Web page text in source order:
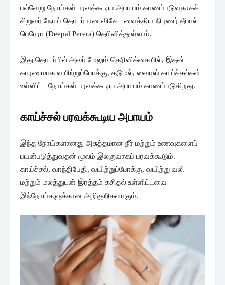
பல்வேறு நோய்கள் பரவக்கூடிய அபாயம் காணப்படுவதாகச்
சிறுவர் நோய் தொடர்பான விசேட வைத்திய நிபுணர் தீபால்
பெரேரா (Deepal Perera) தெரிவித்துள்ளார்.
இது தொடர்பில் அவர் மேலும் தெரிவிக்கையில், இதன்
காரணமாக வயிற்றுப்போக்கு, தடுமல், வைரஸ் காய்ச்சல்கள்
உள்ளிட்ட நோய்கள் பரவக்கூடிய அபாயம் காணப்படுகிறது.
காய்ச்சல் பரவக்கூடிய அபாயம்
இந்த நோய்களானது அசுத்தமான நீர் மற்றும் உணவுகளைப்
பயன்படுத்துவதன் மூலம் இலகுவாகப் பரவக்கூடும்.
காய்ச்சல், வாந்திபேதி, வயிற்றுப்போக்கு, வயிற்று வலி
மற்றும் மலத்துடன் இரத்தம் கசிதல் உள்ளிட்டவை
இந்நோய்களுக்கான அறிகுறிகளாகும்.